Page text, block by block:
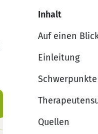
Inhalt
Auf einen
Einleitung
Schwerpunkte
Quellen